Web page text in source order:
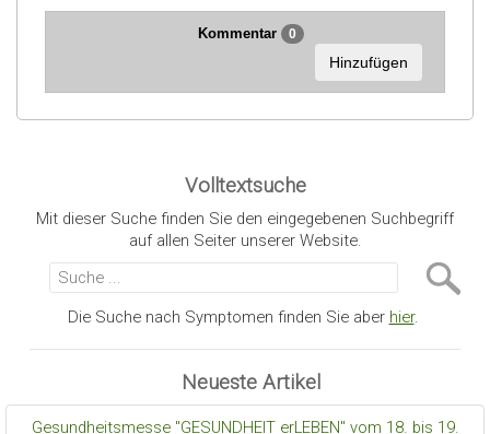
Kommentar 0
Hinzufügen
Volltextsuche
Mit dieser Suche finden Sie den eingegebenen Suchbegriff
auf allen Seiter unserer Website.
Die Suche nach Symptomen finden Sie aber hier.
Neueste Artikel
Gesundheitsmesse "GESUNDHEIT erLEBEN" vom 18. bis 19.